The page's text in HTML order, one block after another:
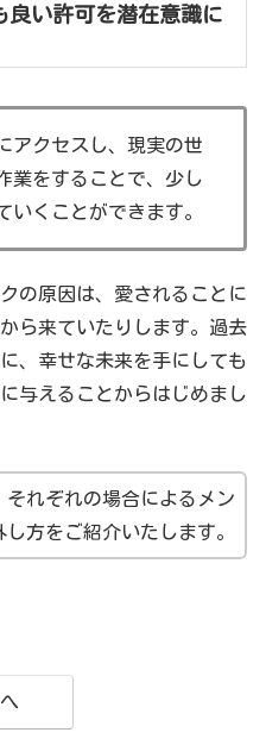
良い許可を潜在意識に
アクセスし、現実の世
業をすることで、少し
いくことができます。
の原因は、愛されることに
ら来ていたりします。過去
、幸せな未来を手にしても
与えることからはじめまし
それぞれの場合によるメン
方をご紹介いたします。